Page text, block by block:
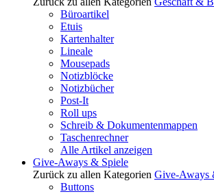
Büroartikel
Etuis
Kartenhalter
Lineale
Mousepads
Notizblöcke
Notizbücher
Post-It
Roll ups
Schreib & Dokumentenmappen
Taschenrechner
Alle Artikel anzeigen
Give-Aways & Spiele
Zurück zu allen Kategorien Give-Aways
Buttons